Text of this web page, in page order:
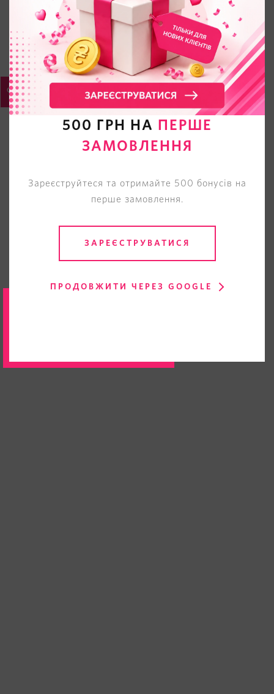
500 ГРН НА
ПЕРШЕ
ЗАМОВЛЕННЯ
Зареєструйтеся та отримайте 500 бонусів на
перше замовлення.
ЗАРЕЄСТРУВАТИСЯ
ПРОДОВЖИТИ ЧЕРЕЗ GOOGLE